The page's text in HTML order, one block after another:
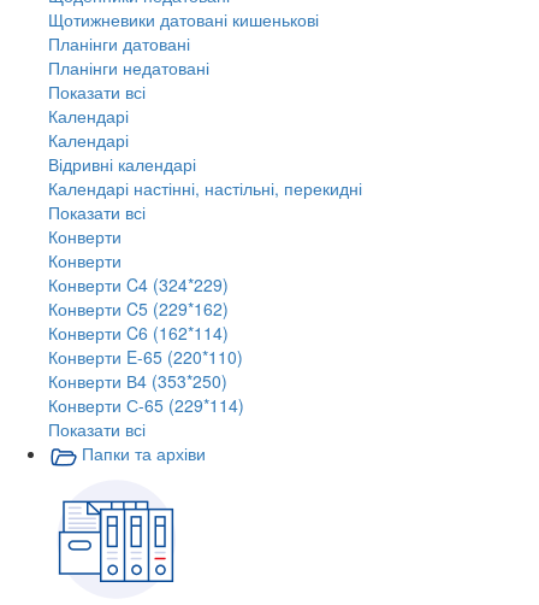
Щотижневики датовані кишенькові
Планінги датовані
Планінги недатовані
Показати всі
Календарі
Календарі
Відривні календарі
Календарі настінні, настільні, перекидні
Показати всі
Конверти
Конверти
Конверти C4 (324*229)
Конверти C5 (229*162)
Конверти C6 (162*114)
Конверти E-65 (220*110)
Конверти В4 (353*250)
Конверти С-65 (229*114)
Показати всі
Папки та архіви